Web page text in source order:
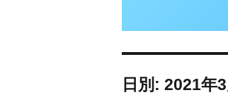
日別: 2021年